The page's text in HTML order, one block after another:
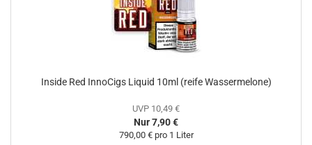
Inside Red InnoCigs Liquid 10ml (reife Wassermelone)
UVP 10,49 €
Nur 7,90 €
790,00 € pro 1 Liter